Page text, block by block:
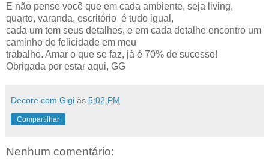
E não pense você que em cada ambiente, seja living,
quarto, varanda, escritório é tudo igual,
cada um tem seus detalhes, e em cada detalhe encontro um
caminho de felicidade em meu
trabalho. Amar o que se faz, já é 70% de sucesso!
Obrigada por estar aqui, GG
Decore com Gigi às 5:02 PM
Compartilhar
Nenhum comentário: